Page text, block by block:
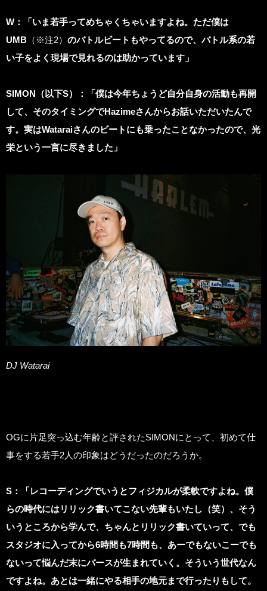
W ：「いま若手ってめちゃくちゃいますよね。ただ僕は
UMB （※注2） のバトルビートもやってるので、バトル系の若
い子をよく現場で見れるのは助かっています」
SIMON（以下S）：「僕は今年ちょうど自分自身の活動も再開
して、そのタイミングでHazimeさんからお話いただいたんで
す。実はWataraiさんのビートにも乗ったことなかったので、光
栄という一言に尽きました」
DJ Watarai
OGに片足突っ込む年齢と評されたSIMONにとって、初めて仕
事をする若手2人の印象はどうだったのだろうか。
S ：「レコーディングでいうとフィジカルが柔軟ですよね。僕
らの時代にはリリック書いてこない先輩もいたし（笑）、そう
いうところから学んで、ちゃんとリリック書いていって、でも
スタジオに入ってから6時間も7時間も、あーでもないこーでも
ないって悩んだ末にバースが生まれていく。そういう世代なん
ですよね。あとは一緒にやる相手の地元まで行ったりもして。